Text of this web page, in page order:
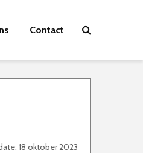
Contact
18 oktober 2023